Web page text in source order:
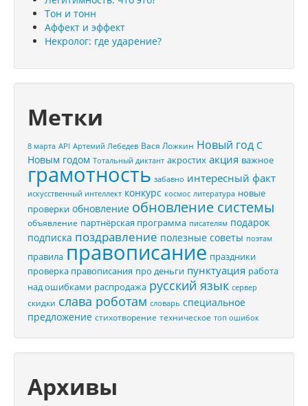
Тон и тонн
Аффект и эффект
Некролог: где ударение?
Метки
8 марта API Артемий Лебедев Вася Ложкин Новый год С
Новым годом Тотальный диктант акростих акция важное
грамотность забавно интересный факт
искусственный интеллект конкурс космос литература новые
проверки обновление обновление системы
объявление партнёрская программа писателям подарок
подписка поздравление полезные советы поэтам
правила правописание праздники
проверка правописания про деньги пунктуация работа
над ошибками распродажа русский язык сервер
скидки слава роботам словарь специальное
предложение стихотворение техническое топ ошибок
Архивы